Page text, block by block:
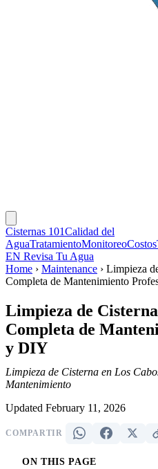
Cisternas 101Calidad del
AguaTratamientoMonitoreoCostos
EN Revisa Tu Agua
Home › Maintenance › Limpieza
Completa de Mantenimiento
Limpieza de
Completa de
y DIY
Limpieza de Cisterna en Los
Mantenimiento
Updated February 11, 2026
COMPARTIR
ON THIS PAGE